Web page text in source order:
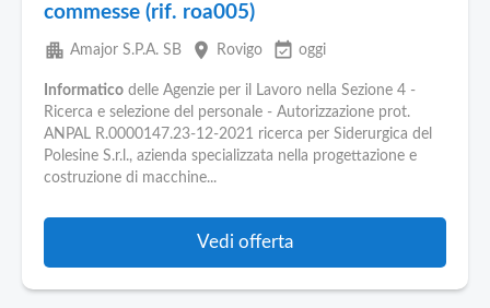
commesse (rif. roa005)
apartment Amajor S.P.A. SB place Rovigo event_available oggi
Informatico delle Agenzie per il Lavoro nella Sezione 4 -
Ricerca e selezione del personale - Autorizzazione prot.
ANPAL R.0000147.23-12-2021 ricerca per Siderurgica del
Polesine S.r.l., azienda specializzata nella progettazione e
costruzione di macchine...
Vedi offerta